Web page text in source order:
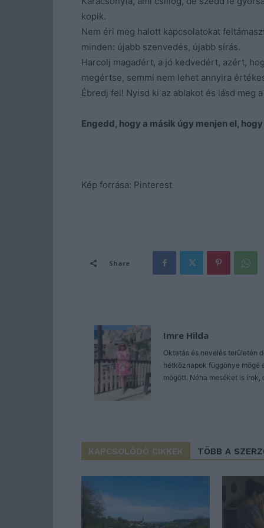
kopik.
Nem éri meg halott kapcsolatokat
minden: újabb szenvedés, újabb sírás.
Harcolj magadért, a jó kedvedért, azért,
megértse, semmi nem lehet annyira
Ébredj fel! Nyisd ki az ablakot és lásd meg
Engedd, hogy a másik úgy menjen el,
Kép forrása: Pinterest
Share
Imre Hilda
Oktatás és nevelés területén
hétköznapok függönye mögé
mögött. Néha meséket is
KAPCSOLÓDÓ CIKKEK TÖBB A